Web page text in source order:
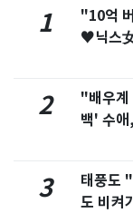
1
"10억
♥닉스
2
"배우
백' 수애
3
태풍도
도 비켜